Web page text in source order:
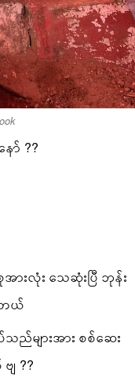
ာ် ??
ားလုံး သေဆုံးပြီ ဘုန်း
တယ်
ည်များအား စစ်ဆေး
ျ ??